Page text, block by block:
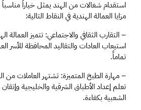
مزايا العمالة الهندية في النقاط التالية:
تماماً.
الشعبية بكفاءة.